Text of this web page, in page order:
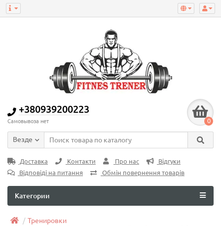
+380939200223
Самовывоза нет 0
Везде
Доставка Контакти Про нас
Відгуки
Відповіді на питання
Обмін повернення товарів
Категории
Тренировки